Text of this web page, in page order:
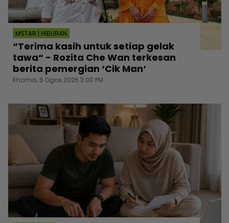
MSTAR | HIBURAN
“Terima kasih untuk setiap gelak
tawa“ - Rozita Che Wan terkesan
berita pemergian ‘Cik Man‘
Khamis, 6 Ogos 2026 3:00 PM